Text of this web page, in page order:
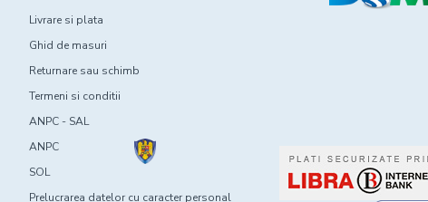
Livrare si plata
Ghid de masuri
Returnare sau schimb
Termeni si conditii
ANPC - SAL
ANPC
SOL
Prelucrarea datelor cu caracter personal